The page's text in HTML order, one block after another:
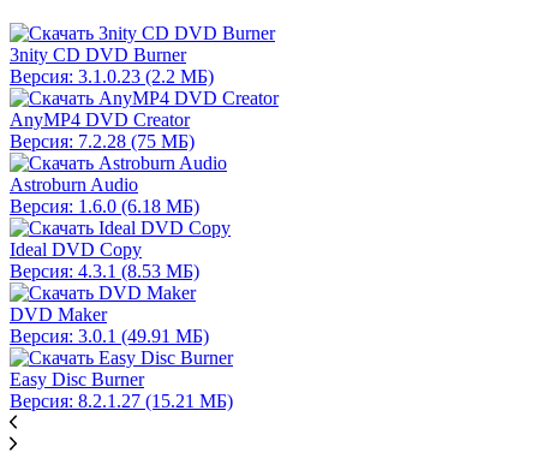
3nity CD DVD Burner
Версия: 3.1.0.23 (2.2 МБ)
AnyMP4 DVD Creator
Версия: 7.2.28 (75 МБ)
Astroburn Audio
Версия: 1.6.0 (6.18 МБ)
Ideal DVD Copy
Версия: 4.3.1 (8.53 МБ)
DVD Maker
Версия: 3.0.1 (49.91 МБ)
Easy Disc Burner
Версия: 8.2.1.27 (15.21 МБ)